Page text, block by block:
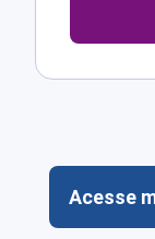
Acesse